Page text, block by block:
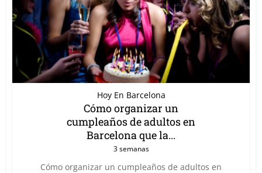
Hoy En Barcelona
Cómo organizar un
cumpleaños de adultos en
Barcelona que la...
3 semanas
Cómo organizar un cumpleaños de adultos en